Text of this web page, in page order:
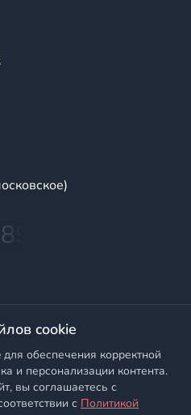
— комплексные поставки
промышленного и
назначения
,Согласие на обработку
cookie
обеспечения корректной
и персонализации контента.
вы соглашаетесь с
с Политикой